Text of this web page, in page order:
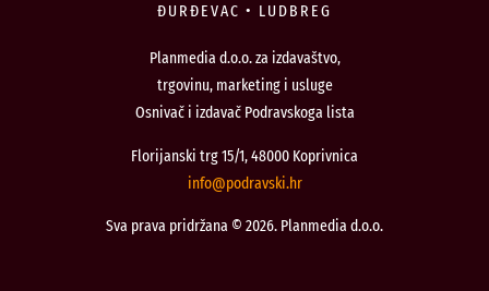
ĐURĐEVAC • LUDBREG
Planmedia d.o.o. za izdavaštvo,
trgovinu, marketing i usluge
Osnivač i izdavač Podravskoga lista
Florijanski trg 15/1, 48000 Koprivnica
rh.iksvardop
@ofni
Sva prava pridržana © 2026. Planmedia d.o.o.